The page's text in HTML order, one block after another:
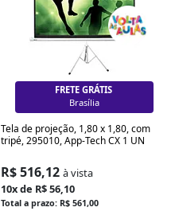
FRETE GRÁTIS
Curitiba
Tela de projeção, 1,80 x 1,80, com
tripé, 295010, App-Tech CX 1 UN
R$ 516,12 à vista
10x de R$ 56,10
Total a prazo: R$ 561,00